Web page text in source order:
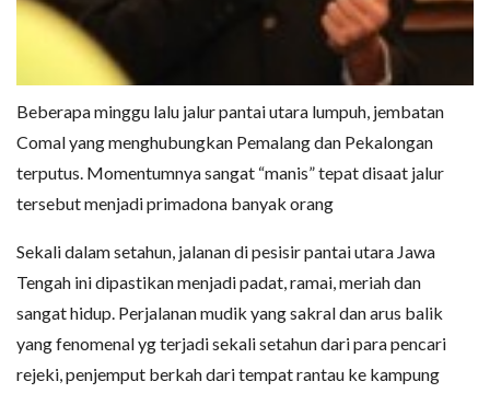
Beberapa minggu lalu jalur pantai utara lumpuh, jembatan
Comal yang menghubungkan Pemalang dan Pekalongan
terputus. Momentumnya sangat “manis” tepat disaat jalur
tersebut menjadi primadona banyak orang
Sekali dalam setahun, jalanan di pesisir pantai utara Jawa
Tengah ini dipastikan menjadi padat, ramai, meriah dan
sangat hidup. Perjalanan mudik yang sakral dan arus balik
yang fenomenal yg terjadi sekali setahun dari para pencari
rejeki, penjemput berkah dari tempat rantau ke kampung